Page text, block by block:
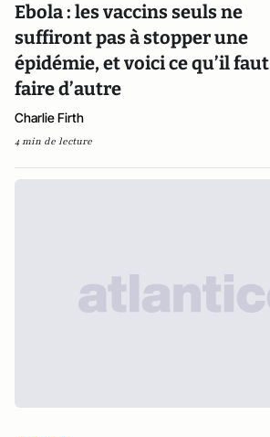
Ebola : les vaccins seuls ne
suffiront pas à stopper une
épidémie, et voici ce qu’il faut
faire d’autre
Charlie Firth
4 min de lecture